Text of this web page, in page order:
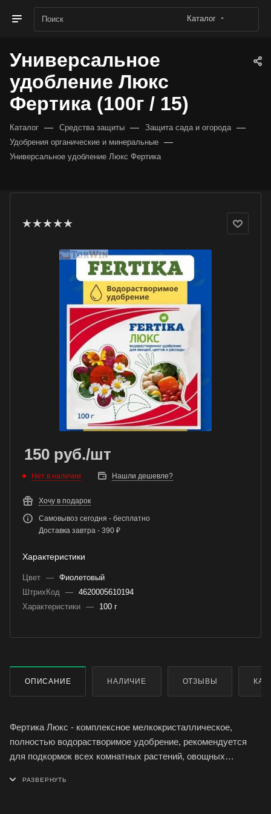
Каталог
Универсальное
удобление Люкс
Фертика (100г / 15)
Каталог — Средства защиты — Защита сада и огорода —
Удобрения органические и минеральные —
Универсальное удобление Люкс Фертика
150 руб./шт
Нет в наличии Нашли дешевле?
Хочу в подарок
Самовывоз сегодня - бесплатно
Доставка завтра - 390 ₽
Характеристики
Цвет — Фиолетовый
ШтрихКод — 4620005610194
Характеристики — 100 г
ОПИСАНИЕ НАЛИЧИЕ ОТЗЫВЫ
Фертика Люкс - комплексное мелкокристаллическое,
полностью водорастворимое удобрение, рекомендуется
для подкормок всех комнатных растений, овощных
хорошо сбалансированный макро- и микроэлементный